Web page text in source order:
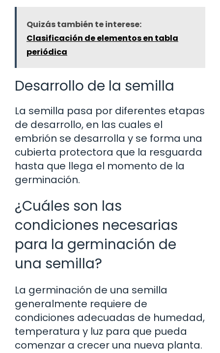
Quizás también te interese:
Clasificación de elementos en tabla
periódica
Desarrollo de la semilla
La semilla pasa por diferentes etapas
de desarrollo, en las cuales el
embrión se desarrolla y se forma una
cubierta protectora que la resguarda
hasta que llega el momento de la
germinación.
¿Cuáles son las
condiciones necesarias
para la germinación de
una semilla?
La germinación de una semilla
generalmente requiere de
condiciones adecuadas de humedad,
temperatura y luz para que pueda
comenzar a crecer una nueva planta.